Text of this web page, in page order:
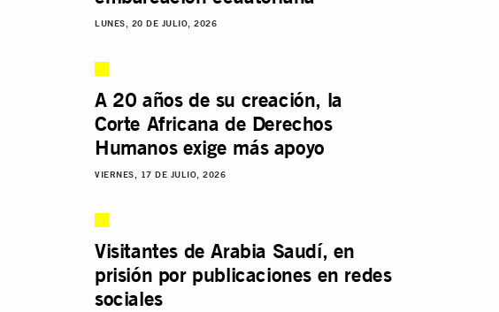
LUNES, 20 DE JULIO, 2026
A 20 años de su creación, la
Corte Africana de Derechos
Humanos exige más apoyo
VIERNES, 17 DE JULIO, 2026
Visitantes de Arabia Saudí, en
prisión por publicaciones en redes
sociales